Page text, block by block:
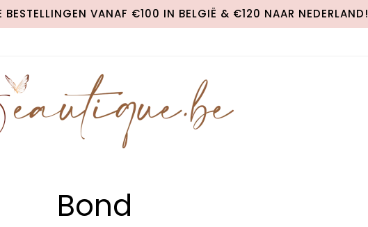
BESTELLINGEN VANAF €100 IN BELGIË & €120 NAAR NEDERLAND!
Bond